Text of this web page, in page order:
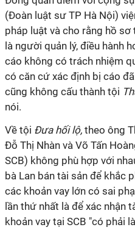
(Đoàn luật sư TP Hà Nội)
pháp luật và cho rằng hồ sơ
là người quản lý, điều hành
cáo không có trách nhiệm
có căn cứ xác định bị cáo
cũng không cấu thành tội
nói.
Về tội Đưa hối lộ, theo ông
Đỗ Thị Nhàn và Võ Tấn
SCB) không phù hợp với
bà Lan bán tài sản để khắc
các khoản vay lớn có sai
lần thứ nhất là để xác nhận
khoản vay tại SCB "có phải